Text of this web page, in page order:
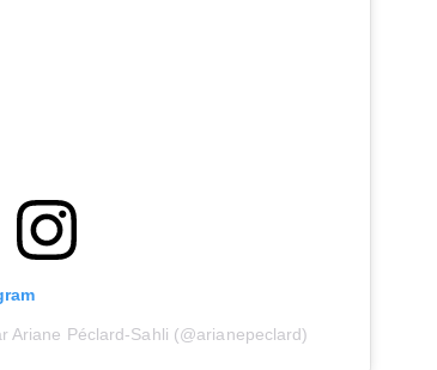
Ariane Péclard-Sahli (@arianepeclard)